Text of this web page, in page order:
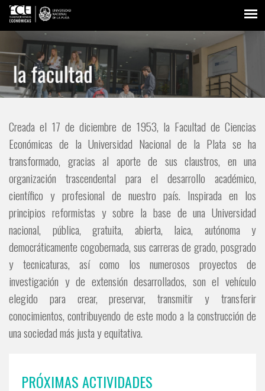
Creada el 17 de diciembre de 1953, la Facultad de Ciencias
Económicas de la Universidad Nacional de la Plata se ha
transformado, gracias al aporte de sus claustros, en una
organización trascendental para el desarrollo académico,
científico y profesional de nuestro país. Inspirada en los
principios reformistas y sobre la base de una Universidad
nacional, pública, gratuita, abierta, laica, autónoma y
democráticamente cogobernada, sus carreras de grado, posgrado
y tecnicaturas, así como los numerosos proyectos de
investigación y de extensión desarrollados, son el vehículo
elegido para crear, preservar, transmitir y transferir
conocimientos, contribuyendo de este modo a la construcción de
una sociedad más justa y equitativa.
PRÓXIMAS ACTIVIDADES